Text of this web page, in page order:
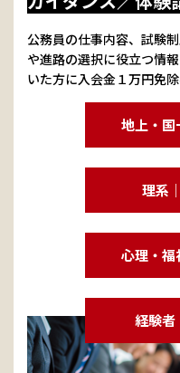
公務員の仕事内容、試験
や進路の選択に役立つ情
いた方に入会金１万円免
地上・国
理系
心理・福
経験者